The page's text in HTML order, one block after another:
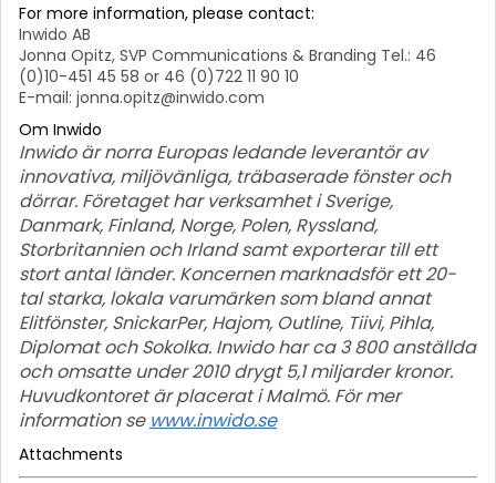
For more information, please contact:
Inwido AB
Jonna Opitz, SVP Communications & Branding Tel.: 46
(0)10-451 45 58 or 46 (0)722 11 90 10
E-mail: jonna.opitz@inwido.com
Om Inwido
Inwido är norra Europas ledande leverantör av
innovativa, miljövänliga, träbaserade fönster och
dörrar. Företaget har verksamhet i Sverige,
Danmark, Finland, Norge, Polen, Ryssland,
Storbritannien och Irland samt exporterar till ett
stort antal länder. Koncernen marknadsför ett 20-
tal starka, lokala varumärken som bland annat
Elitfönster, SnickarPer, Hajom, Outline, Tiivi, Pihla,
Diplomat och Sokolka. Inwido har ca 3 800 anställda
och omsatte under 2010 drygt 5,1 miljarder kronor.
Huvudkontoret är placerat i Malmö. För mer
information se www.inwido.se
Attachments